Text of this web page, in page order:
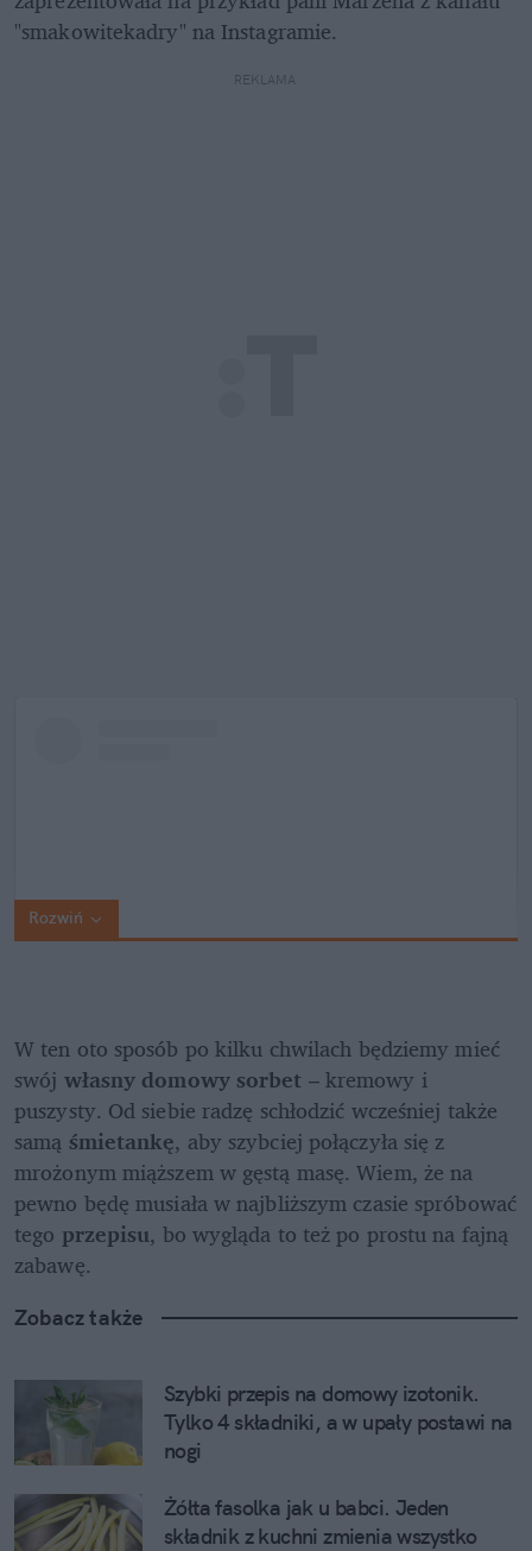
"smakowitekadry" na Instagramie.
REKLAMA
Rozwiń
W ten oto sposób po kilku chwilach będziemy mieć
swój własny domowy sorbet – kremowy i
puszysty. Od siebie radzę schłodzić wcześniej także
samą śmietankę, aby szybciej połączyła się z
mrożonym miąższem w gęstą masę. Wiem, że na
pewno będę musiała w najbliższym czasie spróbować
tego przepisu, bo wygląda to też po prostu na fajną
zabawę.
Zobacz także
Szybki przepis na domowy izotonik.
Tylko 4 składniki, a w upały postawi na
nogi
Żółta fasolka jak u babci. Jeden
składnik z kuchni zmienia wszystko